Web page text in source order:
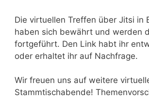
Die virtuellen Treffen über Jitsi in
haben sich bewährt und werden
fortgeführt. Den Link habt ihr
oder erhaltet ihr auf Nachfrage.
Wir freuen uns auf weitere
Stammtischabende!